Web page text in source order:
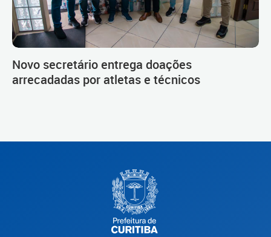
Novo secretário entrega doações
arrecadadas por atletas e técnicos